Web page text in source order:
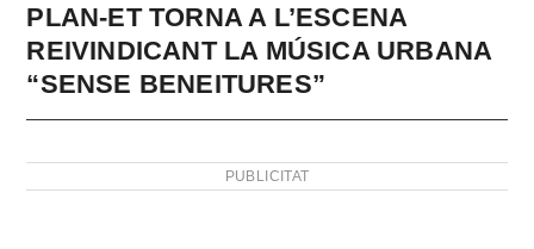
PLAN-ET TORNA A L’ESCENA
REIVINDICANT LA MÚSICA URBANA
“SENSE BENEITURES”
PUBLICITAT